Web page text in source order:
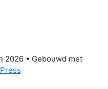
2026• Gebouwd met